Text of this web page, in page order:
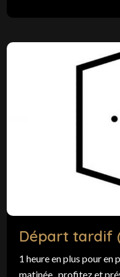
Départ tardif
1 heure en plus pour
matinée , profitez et